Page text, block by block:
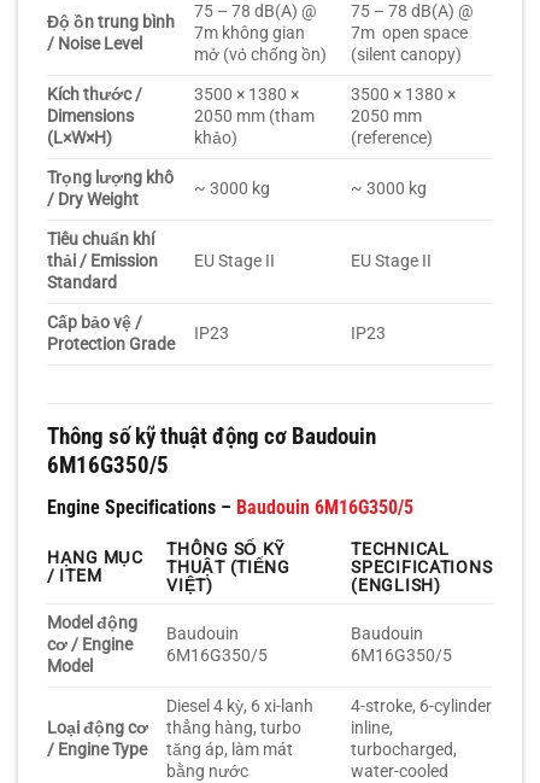
Độ ồn trung bình
/ Noise Level
75 – 78 dB(A) @
7m không gian
mở (vỏ chống ồn)
75 – 78 dB(A) @
7m open space
(silent canopy)
Kích thước /
Dimensions
(L×W×H)
3500 × 1380 ×
2050 mm (tham
khảo)
3500 × 1380 ×
2050 mm
(reference)
Trọng lượng khô
/ Dry Weight
~ 3000 kg ~ 3000 kg
Tiêu chuẩn khí
thải / Emission
Standard
EU Stage II EU Stage II
Cấp bảo vệ /
Protection Grade
IP23 IP23
Thông số kỹ thuật động cơ Baudouin
6M16G350/5
Engine Specifications – Baudouin 6M16G350/5
HẠNG MỤC
/ ITEM
THÔNG SỐ KỸ
THUẬT (TIẾNG
VIỆT)
TECHNICAL
SPECIFICATIONS
(ENGLISH)
Model động
cơ / Engine
Model
Baudouin
6M16G350/5
Baudouin
6M16G350/5
Loại động cơ
/ Engine Type
Diesel 4 kỳ, 6 xi-lanh
thẳng hàng, turbo
tăng áp, làm mát
bằng nước
4-stroke, 6-cylinder
inline,
turbocharged,
water-cooled